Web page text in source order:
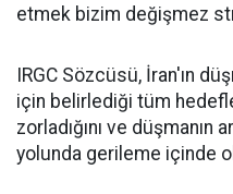
etmek bizim değişmez
IRGC Sözcüsü, İran'ın
için belirlediği tüm
zorladığını ve düşmanın
yolunda gerileme içinde